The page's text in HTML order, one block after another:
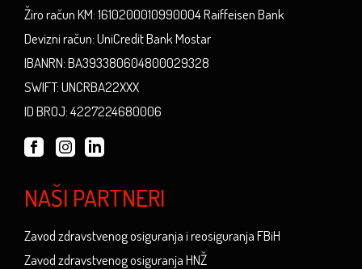
Žiro račun KM: 1610200010990004 Raiffeisen Bank
Devizni račun: UniCredit Bank Mostar
IBANRN: BA393380604800029328
SWIFT: UNCRBA22XXX
ID BROJ: 4227224680006
NAŠI PARTNERI
Zavod zdravstvenog osiguranja i reosiguranja FBiH
Zavod zdravstvenog osiguranja HNŽ